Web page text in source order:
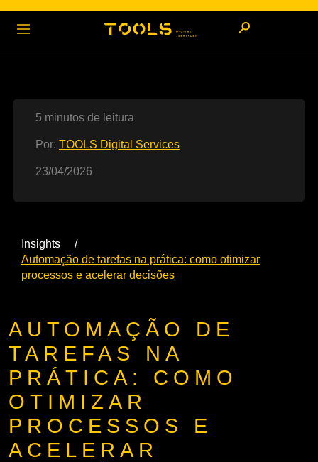
5 minutos de leitura
Por: TOOLS Digital Services
23/04/2026
Insights
Automação de tarefas na prática: como otimizar
processos e acelerar decisões
AUTOMAÇÃO DE
TAREFAS NA
PRÁTICA: COMO
OTIMIZAR
PROCESSOS E
ACELERAR